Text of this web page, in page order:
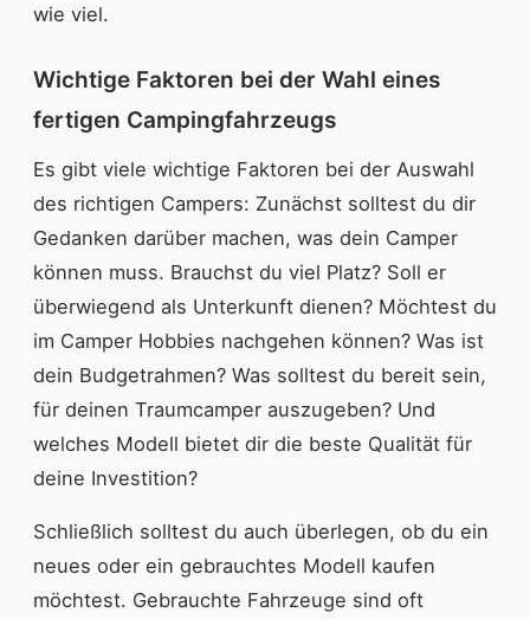
wie viel.
Wichtige Faktoren bei der Wahl eines
fertigen Campingfahrzeugs
Es gibt viele wichtige Faktoren bei der Auswahl
des richtigen Campers: Zunächst solltest du dir
Gedanken darüber machen, was dein Camper
können muss. Brauchst du viel Platz? Soll er
überwiegend als Unterkunft dienen? Möchtest du
im Camper Hobbies nachgehen können? Was ist
dein Budgetrahmen? Was solltest du bereit sein,
für deinen Traumcamper auszugeben? Und
welches Modell bietet dir die beste Qualität für
deine Investition?
Schließlich solltest du auch überlegen, ob du ein
neues oder ein gebrauchtes Modell kaufen
möchtest. Gebrauchte Fahrzeuge sind oft